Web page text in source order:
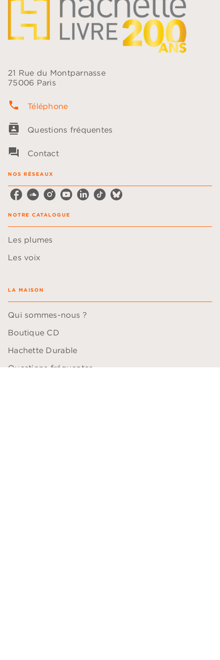
21 Rue du Montparnasse
75006 Paris
phone Téléphone
contacts Questions fréquentes
question_answer Contact
NOS RÉSEAUX
NOTRE CATALOGUE
Les plumes
Les voix
LA MAISON
Qui sommes-nous ?
Boutique CD
Hachette Durable
Questions fréquentes